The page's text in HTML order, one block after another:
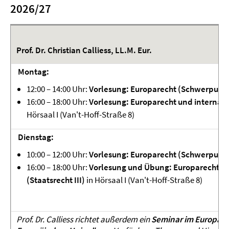
2026/27
Prof. Dr. Christian Calliess, LL.M. Eur.
Montag:
12:00 – 14:00 Uhr:Vorlesung: Europarecht
16:00 – 18:00 Uhr:Vorlesung: Europarecht und
Hörsaal I (Van't-Hoff-Straße 8)
Dienstag:
10:00 – 12:00 Uhr:Vorlesung: Europarecht
16:00 – 18:00 Uhr:Vorlesung und Übung: Europarecht
(Staatsrecht III) in Hörsaal I (Van't-Hoff-Straße 8)
Prof. Dr. Calliess richtet außerdemeinSeminar im